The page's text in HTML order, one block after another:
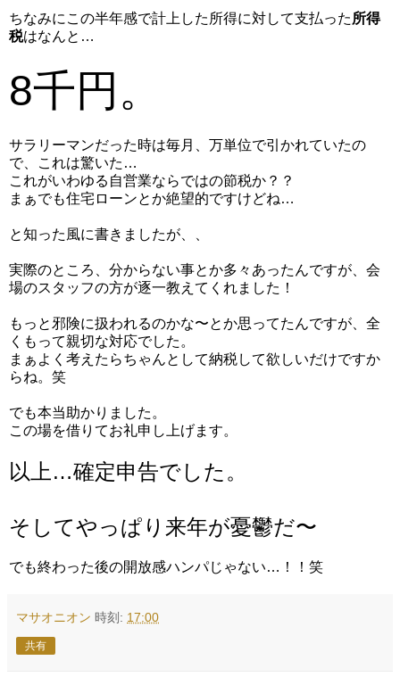
ちなみにこの半年感で計上した所得に対して支払った所得
税はなんと…
8千円。
サラリーマンだった時は毎月、万単位で引かれていたの
で、これは驚いた…
これがいわゆる自営業ならではの節税か？？
まぁでも住宅ローンとか絶望的ですけどね…
と知った風に書きましたが、、
実際のところ、分からない事とか多々あったんですが、会
場のスタッフの方が逐一教えてくれました！
もっと邪険に扱われるのかな〜とか思ってたんですが、全
くもって親切な対応でした。
まぁよく考えたらちゃんとして納税して欲しいだけですか
らね。笑
でも本当助かりました。
この場を借りてお礼申し上げます。
以上…確定申告でした。
そしてやっぱり来年が憂鬱だ〜
でも終わった後の開放感ハンパじゃない…！！笑
マサオニオン 時刻: 17:00
共有